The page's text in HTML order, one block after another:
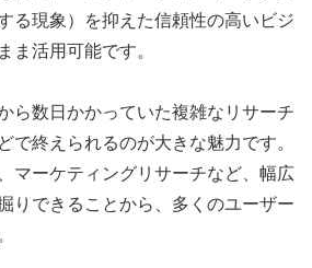
る現象）を抑えた信頼性の高いビジ
ま活用可能です。
ら数日かかっていた複雑なリサーチ
で終えられるのが大きな魅力です。
マーケティングリサーチなど、幅広
りできることから、多くのユーザー